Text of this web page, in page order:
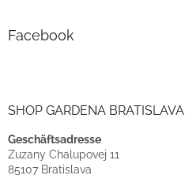
Facebook
SHOP GARDENA BRATISLAVA
Geschäftsadresse
Zuzany Chalupovej 11
85107 Bratislava